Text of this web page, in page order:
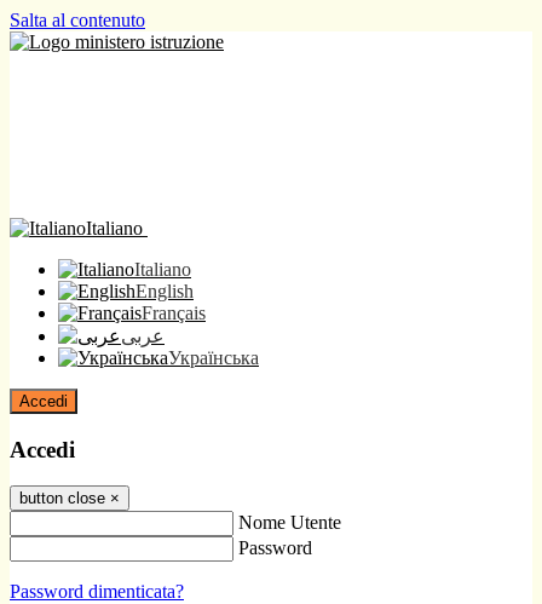
Salta al contenuto
Italiano
Italiano
English
Français
عربى
Українська
Accedi
Accedi
button close ×
Nome Utente
Password
Password dimenticata?